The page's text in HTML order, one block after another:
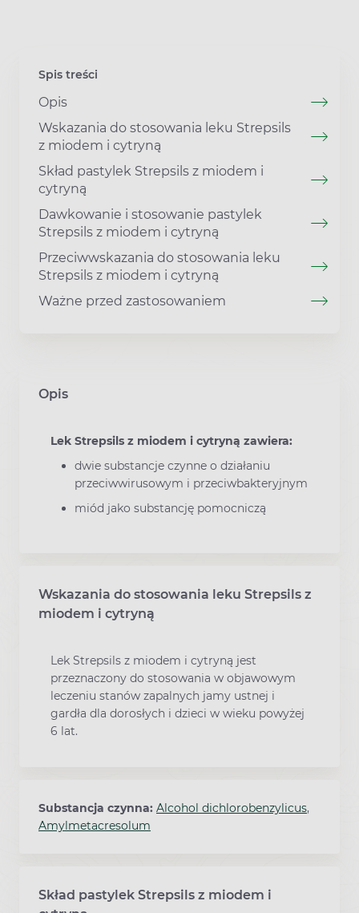
Spis treści
Opis
Wskazania do stosowania leku Strepsils
z miodem i cytryną
Skład pastylek Strepsils z miodem i
cytryną
Dawkowanie i stosowanie pastylek
Strepsils z miodem i cytryną
Przeciwwskazania do stosowania leku
Strepsils z miodem i cytryną
Ważne przed zastosowaniem
Opis
Lek Strepsils z miodem i cytryną zawiera:
dwie substancje czynne o działaniu
przeciwwirusowym i przeciwbakteryjnym
miód jako substancję pomocniczą
Wskazania do stosowania leku Strepsils z
miodem i cytryną
Lek Strepsils z miodem i cytryną jest
przeznaczony do stosowania w objawowym
leczeniu stanów zapalnych jamy ustnej i
gardła dla dorosłych i dzieci w wieku powyżej
6 lat.
Substancja czynna: Alcohol dichlorobenzylicus,
Amylmetacresolum
Skład pastylek Strepsils z miodem i